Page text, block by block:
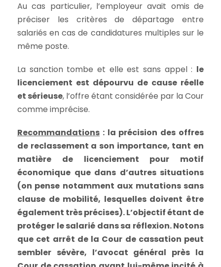
Au cas particulier, l’employeur avait omis de
préciser les critères de départage entre
salariés en cas de candidatures multiples sur le
même poste.
La sanction tombe et elle est sans appel : le
licenciement est dépourvu de cause réelle
et sérieuse, l’offre étant considérée par la Cour
comme imprécise.
Recommandations : la précision des offres
de reclassement a son importance, tant en
matière de licenciement pour motif
économique que dans d’autres situations
(on pense notamment aux mutations sans
clause de mobilité, lesquelles doivent être
également très précises). L’objectif étant de
protéger le salarié dans sa réflexion. Notons
que cet arrêt de la Cour de cassation peut
sembler sévère, l’avocat général près la